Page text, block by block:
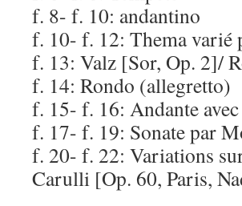
f. 8- f. 10: andantino
f. 10- f. 12: Thema varié
f. 13: Valz [Sor, Op. 2]/
f. 14: Rondo (allegretto)
f. 15- f. 16: Andante
f. 17- f. 19: Sonate par
f. 20- f. 22: Variations
Carulli [Op. 60, Paris,